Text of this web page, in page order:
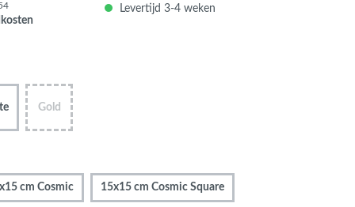
Oker - Geel - Oranje
wandtegels
Natuursteenlook
Levertijd 3-4 weken
Gold
cm Cosmic 15x15 cm Cosmic Square